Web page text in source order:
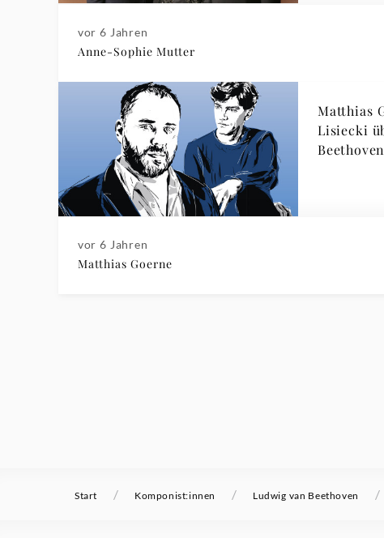
vor 6 Jahren
Anne-Sophie Mutter
Matthias
Lisiecki
vor 6 Jahren
Matthias Goerne
Start / Komponist:innen / Ludwig van Beethoven /